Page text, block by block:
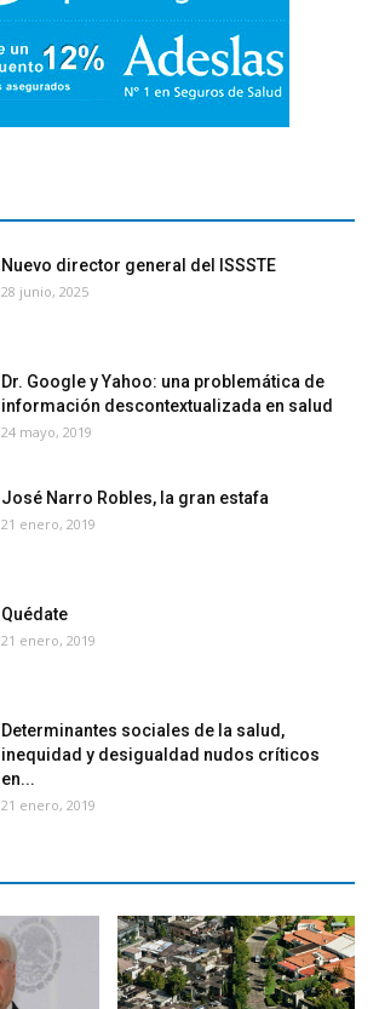
Nuevo director general del ISSSTE
28 junio, 2025
Dr. Google y Yahoo: una problemática de
información descontextualizada en salud
24 mayo, 2019
José Narro Robles, la gran estafa
21 enero, 2019
Quédate
21 enero, 2019
Determinantes sociales de la salud,
inequidad y desigualdad nudos críticos
en...
21 enero, 2019